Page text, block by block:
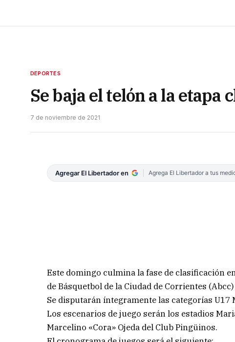
DEPORTES
Se baja el telón a la
7 de noviembre de 2021
Agregar El Libertador en Agrega El Libertador a tus
Este domingo culmina la fase de clasificación
de Básquetbol de la Ciudad de Corrientes
Se disputarán íntegramente las categorías U17
Los escenarios de juego serán los estadios
Marcelino «Cora» Ojeda del Club Pingüinos.